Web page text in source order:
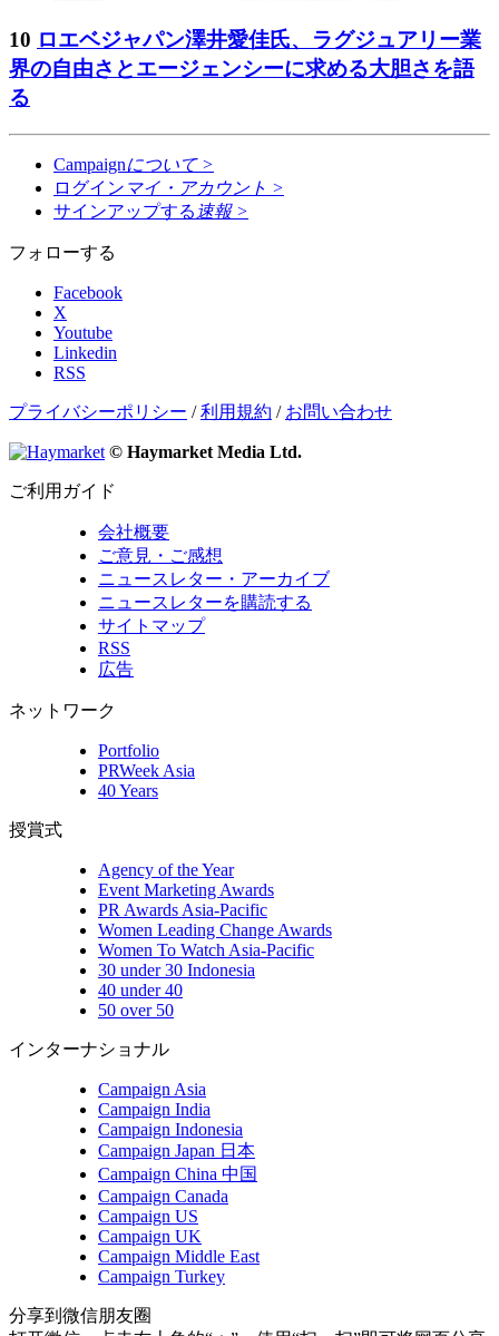
10 ロエベジャパン澤井愛佳氏、ラグジュアリー業
界の自由さとエージェンシーに求める大胆さを語
る
Campaignについて >
ログイン マイ・アカウント >
サインアップする 速報 >
フォローする
Facebook
X
Youtube
Linkedin
RSS
プライバシーポリシー /利用規約 / お問い合わせ
© Haymarket Media Ltd.
ご利用ガイド
会社概要
ご意見・ご感想
ニュースレター・アーカイブ
ニュースレターを購読する
サイトマップ
RSS
広告
ネットワーク
Portfolio
PRWeek Asia
40 Years
授賞式
Agency of the Year
Event Marketing Awards
PR Awards Asia-Pacific
Women Leading Change Awards
Women To Watch Asia-Pacific
30 under 30 Indonesia
40 under 40
50 over 50
インターナショナル
Campaign Asia
Campaign India
Campaign Indonesia
Campaign Japan 日本
Campaign China 中国
Campaign Canada
Campaign US
Campaign UK
Campaign Middle East
Campaign Turkey
分享到微信朋友圈